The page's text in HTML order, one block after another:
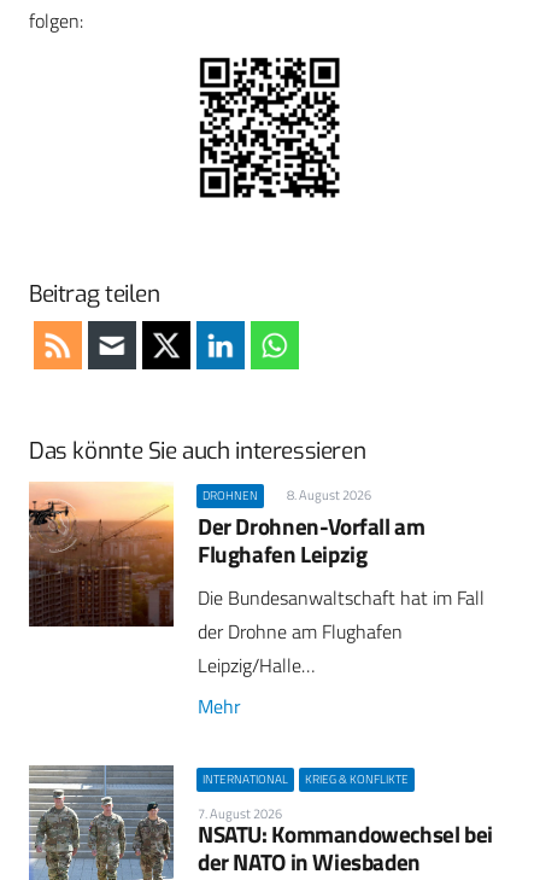
folgen:
Beitrag teilen
Das könnte Sie auch interessieren
DROHNEN 8. August 2026
Der Drohnen-Vorfall am
Flughafen Leipzig
Die Bundesanwaltschaft hat im Fall
der Drohne am Flughafen
Leipzig/Halle…
Mehr
INTERNATIONAL KRIEG & KONFLIKTE
7. August 2026
NSATU: Kommandowechsel bei
der NATO in Wiesbaden